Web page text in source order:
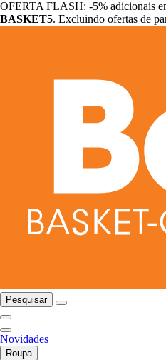
OFERTA FLASH: -5% adicionais
BASKET5. Excluindo ofertas de
Pesquisar
Novidades
Roupa